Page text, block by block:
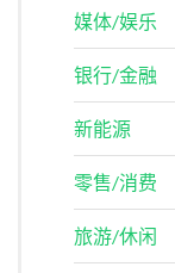
媒体/娱乐
银行/金融
新能源
零售/消费
旅游/休闲